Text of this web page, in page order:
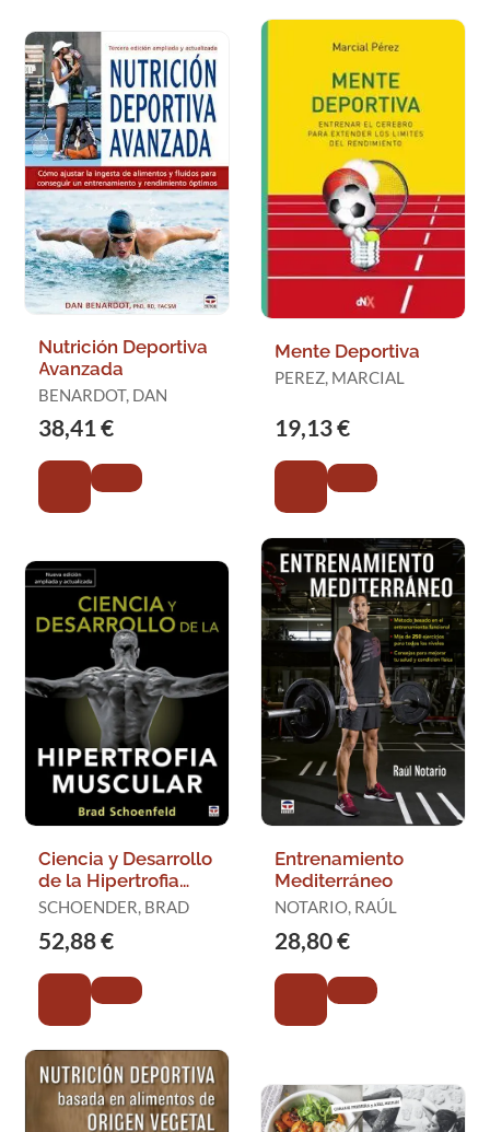
Nutrición Deportiva
Avanzada
BENARDOT, DAN
38,41 €
Mente Deportiva
PEREZ, MARCIAL
19,13 €
Ciencia y Desarrollo
de la Hipertrofia
Muscular
SCHOENDER, BRAD
52,88 €
Entrenamiento
Mediterráneo
NOTARIO, RAÚL
28,80 €